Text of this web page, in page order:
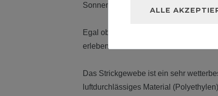
Sonnensegel bietet Ihnen endlose
Egal ob im Garten, Terrasse oder
erleben Sie den Sommer neu.
Das Strickgewebe ist ein sehr
luftdurchlässiges Material
ALLE